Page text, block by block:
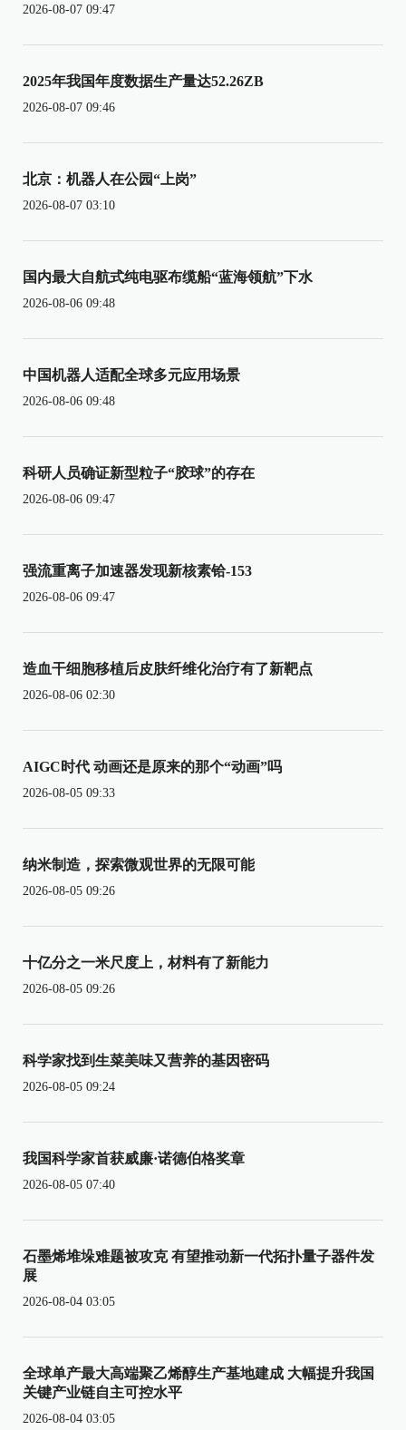
2026-08-07 09:47
2025年我国年度数据生产量达52.26ZB
2026-08-07 09:46
北京：机器人在公园“上岗”
2026-08-07 03:10
国内最大自航式纯电驱布缆船“蓝海领航”下水
2026-08-06 09:48
中国机器人适配全球多元应用场景
2026-08-06 09:48
科研人员确证新型粒子“胶球”的存在
2026-08-06 09:47
强流重离子加速器发现新核素铪-153
2026-08-06 09:47
造血干细胞移植后皮肤纤维化治疗有了新靶点
2026-08-06 02:30
AIGC时代 动画还是原来的那个“动画”吗
2026-08-05 09:33
纳米制造，探索微观世界的无限可能
2026-08-05 09:26
十亿分之一米尺度上，材料有了新能力
2026-08-05 09:26
科学家找到生菜美味又营养的基因密码
2026-08-05 09:24
我国科学家首获威廉·诺德伯格奖章
2026-08-05 07:40
石墨烯堆垛难题被攻克 有望推动新一代拓扑量子器件发
展
2026-08-04 03:05
全球单产最大高端聚乙烯醇生产基地建成 大幅提升我国
关键产业链自主可控水平
2026-08-04 03:05